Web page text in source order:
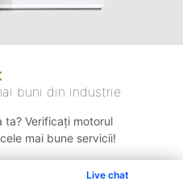
Live chat
buni din industrie
ta? Verificați motorul
mai bune servicii!